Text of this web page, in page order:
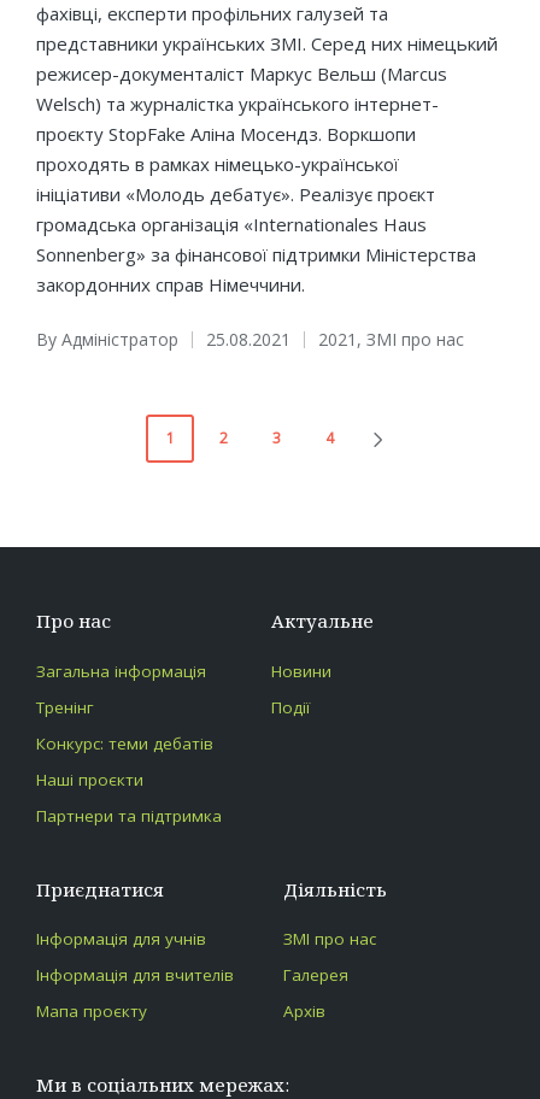
фахівці, експерти профільних галузей та
представники українських ЗМІ. Серед них німецький
режисер-документаліст Маркус Вельш (Marcus
Welsch) та журналістка українського інтернет-
проєкту StopFake Аліна Мосендз. Воркшопи
проходять в рамках німецько-української
ініціативи «Молодь дебатує». Реалізує проєкт
громадська організація «Internationales Haus
Sonnenberg» за фінансової підтримки Міністерства
закордонних справ Німеччини.
Posted
By Адміністратор 25.08.2021
Posted
2021 , ЗМІ про нас
Пагінація
1 2 3 4
Про нас
Загальна інформація
Тренінг
Конкурс: теми дебатів
Наші проєкти
Партнери та підтримка
Актуальне
Новини
Події
Приєднатися
Інформація для учнів
Інформація для вчителів
Мапа проєкту
Діяльність
ЗМІ про нас
Галерея
Архів
Ми в соціальних мережах: